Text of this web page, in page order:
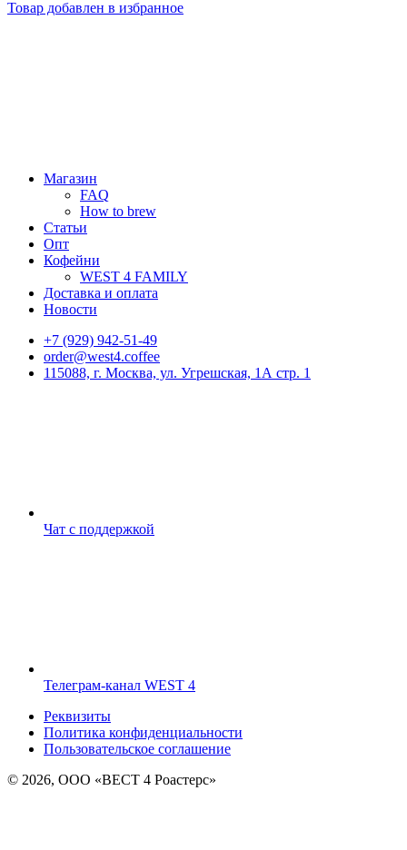
Товар добавлен в избранное
Магазин
FAQ
How to brew
Статьи
Опт
Кофейни
WEST 4 FAMILY
Доставка и оплата
Новости
+7 (929) 942-51-49
order@west4.coffee
115088, г. Москва, ул. Угрешская, 1А стр. 1
Чат с поддержкой
Телеграм-канал WEST 4
Реквизиты
Политика конфиденциальности
Пользовательское соглашение
© 2026, ООО «ВЕСТ 4 Роастерс»